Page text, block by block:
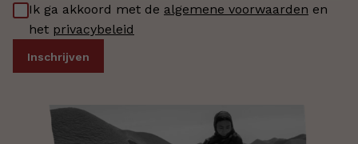
Ik ga akkoord met de algemene voorwaarden en
het privacybeleid